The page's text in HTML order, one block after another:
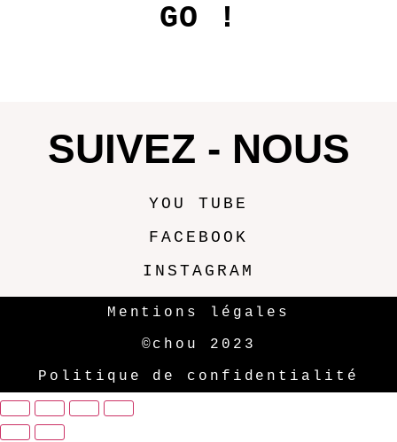
GO !
SUIVEZ - NOUS
YOU TUBE
FACEBOOK
INSTAGRAM
Mentions légales
©chou 2023
Politique de confidentialité